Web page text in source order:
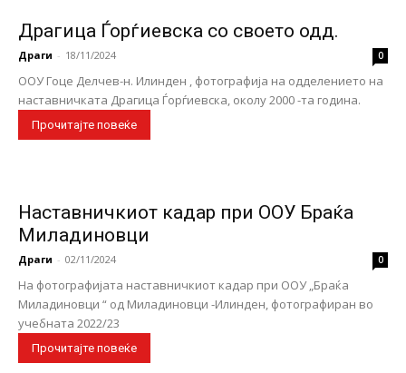
Драгица Ѓорѓиевска со своето одд.
Драги - 18/11/2024 0
ООУ Гоце Делчев-н. Илинден , фотографија на одделението на
наставничката Драгица Ѓорѓиевска, околу 2000 -та година.
Прочитајте повеќе
Наставничкиот кадар при ООУ Браќа
Миладиновци
Драги - 02/11/2024 0
На фотографијата наставничкиот кадар при ООУ „Браќа
Миладиновци “ од Миладиновци -Илинден, фотографиран во
учебната 2022/23
Прочитајте повеќе